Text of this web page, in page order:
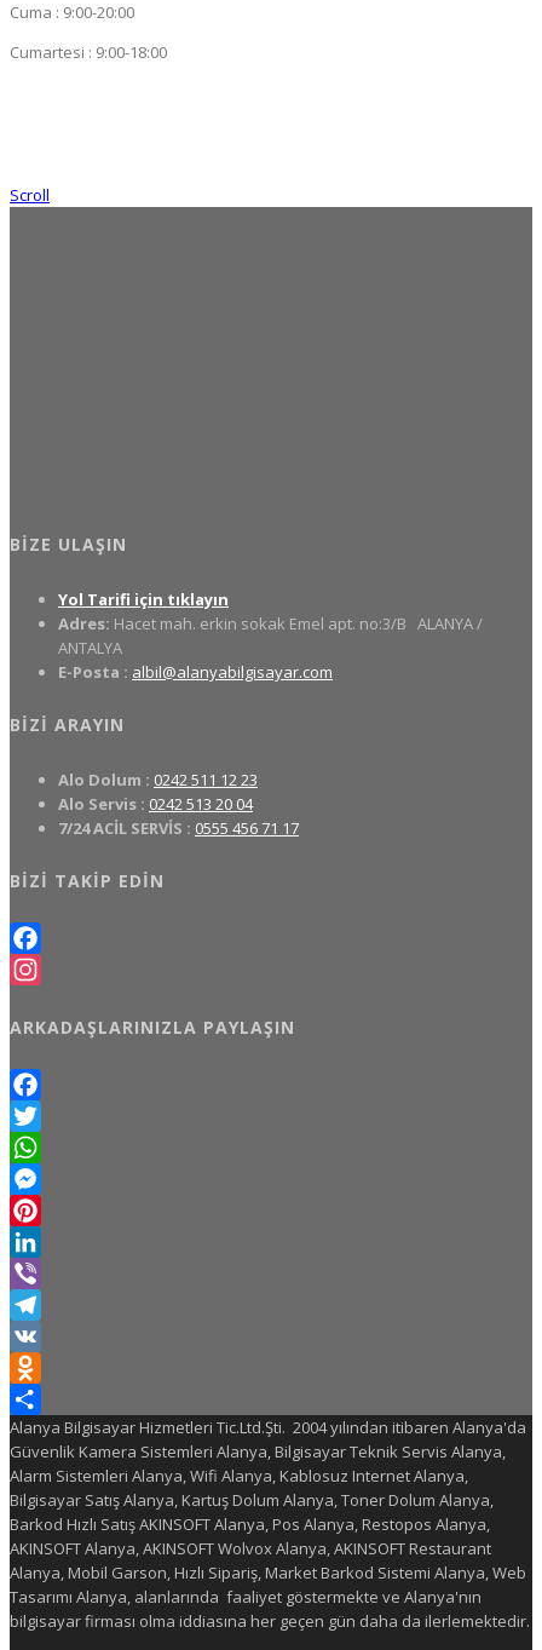
Cuma : 9:00-20:00
Cumartesi : 9:00-18:00
Scroll
BIZE ULAŞIN
Yol Tarifi için tıklayın
Adres: Hacet mah. erkin sokak Emel apt. no:3/B ALANYA /
ANTALYA
E-Posta : albil@alanyabilgisayar.com
BIZI ARAYIN
Alo Dolum : 0242 511 12 23
Alo Servis : 0242 513 20 04
7/24 ACİL SERVİS : 0555 456 71 17
BIZI TAKIP EDIN
Facebook
ARKADAŞLARINIZLA PAYLAŞIN
Facebook
Twitter
WhatsApp
Messenger
Pinterest
LinkedIn
Viber
Telegram
VK
Odnoklassniki
Share
Alanya Bilgisayar Hizmetleri Tic.Ltd.Şti. 2004 yılından itibaren Alanya'da
Güvenlik Kamera Sistemleri Alanya, Bilgisayar Teknik Servis Alanya,
Alarm Sistemleri Alanya, Wifi Alanya, Kablosuz Internet Alanya,
Bilgisayar Satış Alanya, Kartuş Dolum Alanya, Toner Dolum Alanya,
Barkod Hızlı Satış AKINSOFT Alanya, Pos Alanya, Restopos Alanya,
AKINSOFT Alanya, AKINSOFT Wolvox Alanya, AKINSOFT Restaurant
Alanya, Mobil Garson, Hızlı Sipariş, Market Barkod Sistemi Alanya, Web
Tasarımı Alanya, alanlarında faaliyet göstermekte ve Alanya'nın
bilgisayar firması olma iddiasına her geçen gün daha da ilerlemektedir.